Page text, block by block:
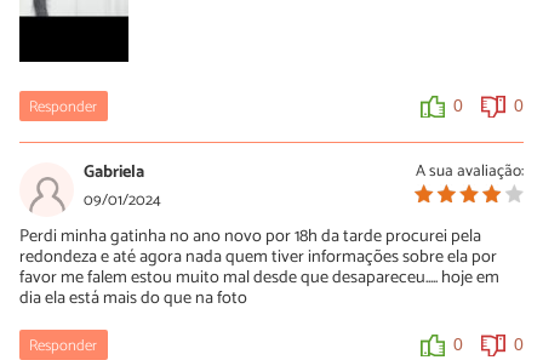
Responder 0 0
A sua avaliação:
Gabriela
09/01/2024
Perdi minha gatinha no ano novo por 18h da tarde procurei pela
redondeza e até agora nada quem tiver informações sobre ela por
favor me falem estou muito mal desde que desapareceu..... hoje em
dia ela está mais do que na foto
Responder 0 0